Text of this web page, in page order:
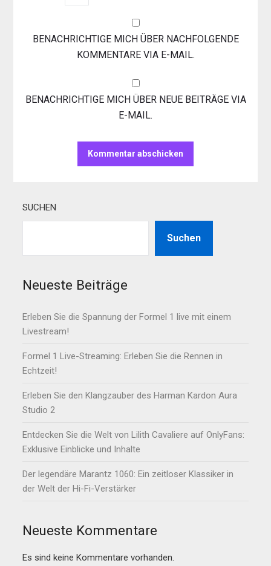
BENACHRICHTIGE MICH ÜBER NACHFOLGENDE
KOMMENTARE VIA E-MAIL.
BENACHRICHTIGE MICH ÜBER NEUE BEITRÄGE VIA
E-MAIL.
SUCHEN
Suchen
Neueste Beiträge
Erleben Sie die Spannung der Formel 1 live mit einem
Livestream!
Formel 1 Live-Streaming: Erleben Sie die Rennen in
Echtzeit!
Erleben Sie den Klangzauber des Harman Kardon Aura
Studio 2
Entdecken Sie die Welt von Lilith Cavaliere auf OnlyFans:
Exklusive Einblicke und Inhalte
Der legendäre Marantz 1060: Ein zeitloser Klassiker in
der Welt der Hi-Fi-Verstärker
Neueste Kommentare
Es sind keine Kommentare vorhanden.